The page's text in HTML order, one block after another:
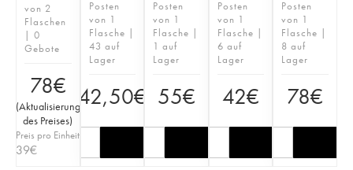
von 2
Flaschen
| 0
Gebote
78€
(Aktualisierung
des Preises)
Preis pro Einheit
39€
Posten
von 1
Flasche |
43 auf
Lager
42,50€
Posten
von 1
Flasche |
1 auf
Lager
55€
Posten
von 1
Flasche |
6 auf
Lager
42€
Posten
von 1
Flasche |
8 auf
Lager
78€